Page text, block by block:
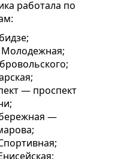
работала по
— проспект
—